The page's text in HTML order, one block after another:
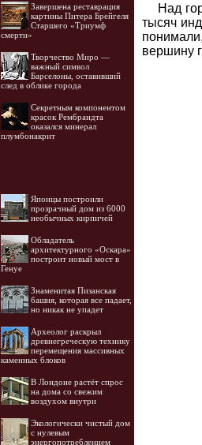
Завершена реставрация
картины Питера Брейгеля
Старшего «Триумф
смерти»
Творчество Миро —
важный символ
Барселоны, оставивший
след в облике города
Секретным компонентом
красок Рембрандта
оказался минерал
плумбонакрит
Японцы построили
прозрачный дом из 6000
необычных кирпичей
Обладатель
архитектурного «Оскара»
построит новый мост в
Генуе
Знаменитая Пизанская
башня, которая все падает,
но никак не упадет
Археолог раскрыл
древнегреческую технику
перемещения массивных
каменных блоков
В Лондоне растёт спрос
на дома со свежим
воздухом внутри
Экологически чистый дом
с нулевым
энергопотреблением
Над
тысяч
вершину